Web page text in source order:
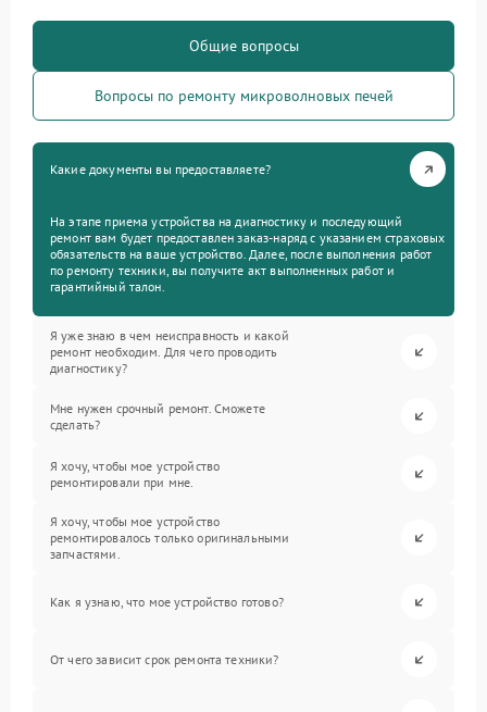
Общие вопросы
Вопросы по ремонту микроволновых печей
Какие документы вы предоставляете?
На этапе приема устройства на диагностику и последующий
ремонт вам будет предоставлен заказ-наряд с указанием страховых
обязательств на ваше устройство. Далее, после выполнения работ
по ремонту техники, вы получите акт выполненных работ и
гарантийный талон.
Я уже знаю в чем неисправность и какой
ремонт необходим. Для чего проводить
диагностику?
Мне нужен срочный ремонт. Сможете
сделать?
Я хочу, чтобы мое устройство
ремонтировали при мне.
Я хочу, чтобы мое устройство
ремонтировалось только оригинальными
запчастями.
Как я узнаю, что мое устройство готово?
От чего зависит срок ремонта техники?